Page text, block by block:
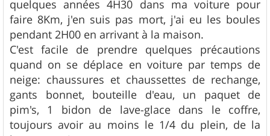
quelques années 4H30 dans ma voiture pour
faire 8Km, j'en suis pas mort, j'ai eu les boules
pendant 2H00 en arrivant à la maison.
C'est facile de prendre quelques précautions
quand on se déplace en voiture par temps de
neige: chaussures et chaussettes de rechange,
gants bonnet, bouteille d'eau, un paquet de
pim's, 1 bidon de lave-glace dans le coffre,
toujours avoir au moins le 1/4 du plein, de la